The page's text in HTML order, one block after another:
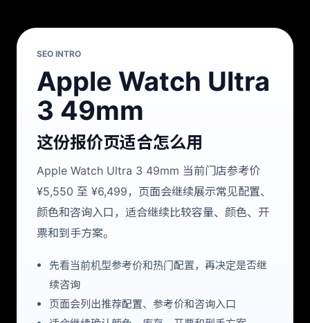
SEO INTRO
Apple Watch Ultra
3 49mm
这份报价页适合怎么用
Apple Watch Ultra 3 49mm 当前门店参考价
¥5,550 至 ¥6,499，页面会继续展示常见配置、
颜色和咨询入口，适合继续比较容量、颜色、开
票和到手方案。
先看当前机型参考价和热门配置，再决定是否继
续咨询
页面会列出推荐配置、参考价和咨询入口